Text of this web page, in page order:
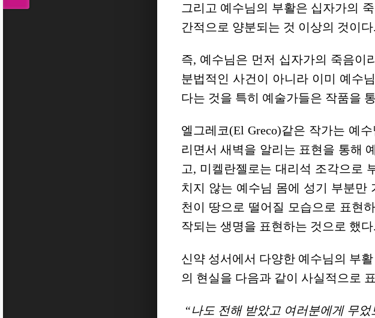
그리고 예수님의 부활은 십자가의
간적으로 양분되는 것 이상의 것이다.
즉, 예수님은 먼저 십자가의 죽음이
분법적인 사건이 아니라 이미 예수
다는 것을 특히 예술가들은 작품을
엘그레코(El Greco)같은 작가는 예
리면서 새벽을 알리는 표현을 통해
고, 미켈란젤로는 대리석 조각으로
치지 않는 예수님 몸에 성기 부분만
천이 땅으로 떨어질 모습으로 표현
작되는 생명을 표현하는 것으로 했다.
신약 성서에서 다양한 예수님의 부
의 현실을 다음과 같이 사실적으로
“나도 전해 받았고 여러분에게 무